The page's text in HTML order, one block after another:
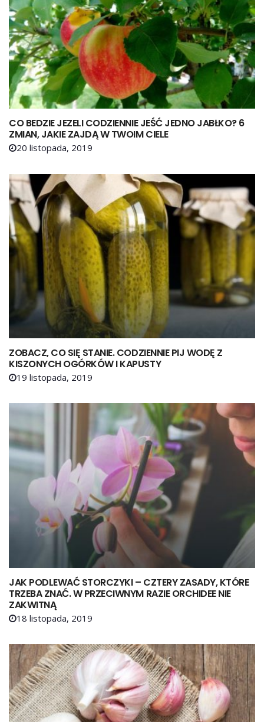
CO BEDZIE JEZELI CODZIENNIE JEŚĆ JEDNO JABŁKO? 6
ZMIAN, JAKIE ZAJDĄ W TWOIM CIELE
20 listopada, 2019
ZOBACZ, CO SIĘ STANIE. CODZIENNIE PIJ WODĘ Z
KISZONYCH OGÓRKÓW I KAPUSTY
19 listopada, 2019
JAK PODLEWAĆ STORCZYKI – CZTERY ZASADY, KTÓRE
TRZEBA ZNAĆ. W PRZECIWNYM RAZIE ORCHIDEE NIE
ZAKWITNĄ
18 listopada, 2019